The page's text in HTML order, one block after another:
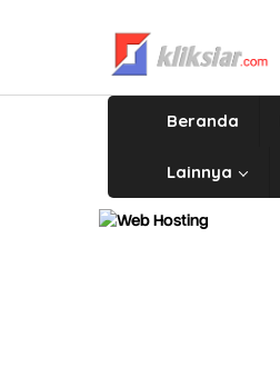
Beranda
Lainnya